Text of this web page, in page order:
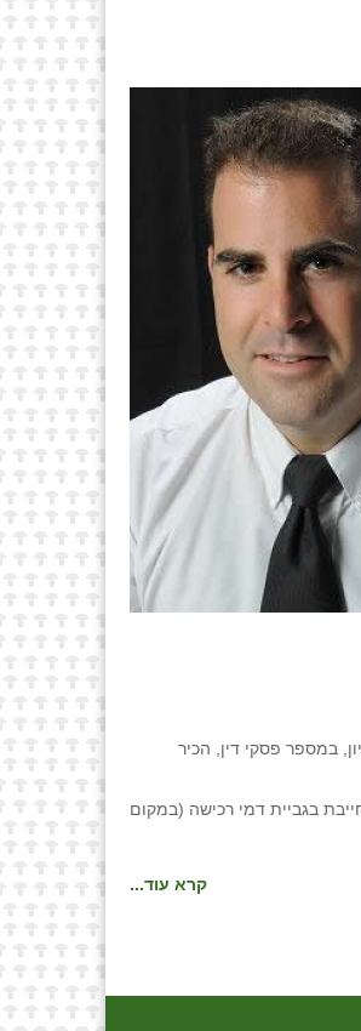
במספר פסקי דין, הכיר
בגביית דמי רכישה (במקום
קרא עוד...